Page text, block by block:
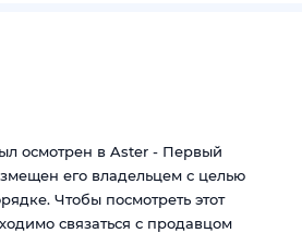
осмотрен в Aster - Первый
его владельцем с целью
Чтобы посмотреть этот
связаться с продавцом